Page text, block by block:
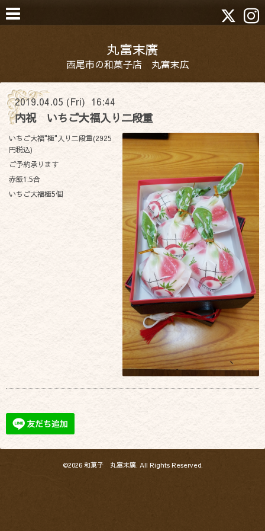
丸富末廣
西尾市の和菓子店 丸富末広
2019.04.05 (Fri) 16:44
内祝 いちご大福入り二段重
いちご大福"極"入り二段重(2925
円税込)
ご予約承ります
赤飯1.5合
いちご大福極5個
©2026 和菓子 丸富末廣. All Rights Reserved.